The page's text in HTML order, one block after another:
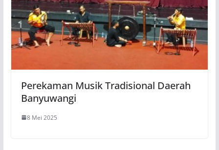
Perekaman Musik Tradisional Daerah
Banyuwangi
8 Mei 2025